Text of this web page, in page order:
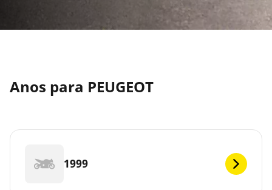
Anos para PEUGEOT
1999